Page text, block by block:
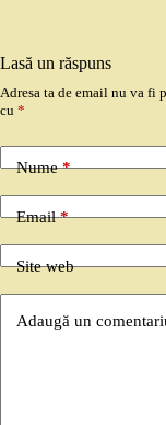
Lasă un răspuns
Adresa ta de email nu va fi
cu *
Nume*
Email*
Site web
Adaugă un